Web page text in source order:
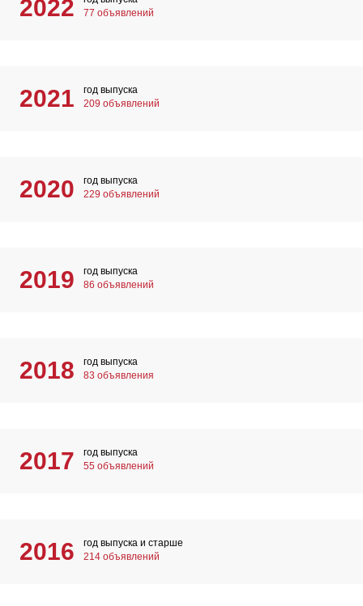
2022
77 объявлений
2021
год выпуска
209 объявлений
2020
год выпуска
229 объявлений
2019
год выпуска
86 объявлений
2018
год выпуска
83 объявления
2017
год выпуска
55 объявлений
2016
год выпуска и старше
214 объявлений